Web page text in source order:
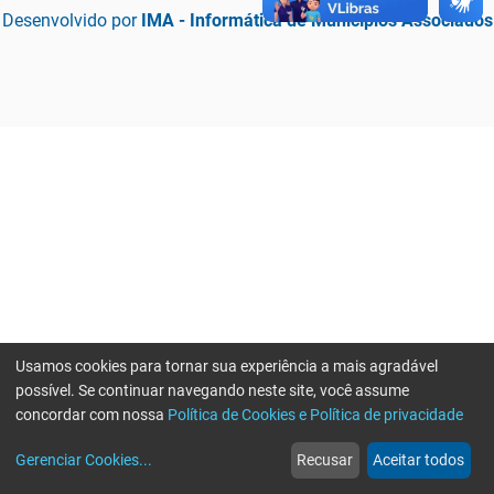
Desenvolvido por IMA - Informática de Municípios Associados
web
Notícias
more_horiz
Mais
Usamos cookies para tornar sua experiência a mais agradável
possível. Se continuar navegando neste site, você assume
concordar com nossa Política de Cookies e Política de privacidade
Gerenciar Cookies... Recusar Aceitar todos
Erro ao enviar informações, por favor tente novamente